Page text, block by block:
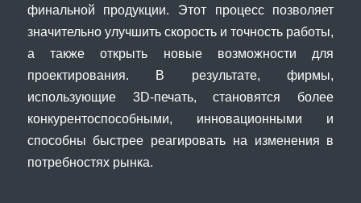
финальной продукции. Этот процесс позволяет
значительно улучшить скорость и точность работы,
а также открыть новые возможности для
проектирования. В результате, фирмы,
использующие 3D-печать, становятся более
конкурентоспособными, инновационными и
способны быстрее реагировать на изменения в
потребностях рынка.